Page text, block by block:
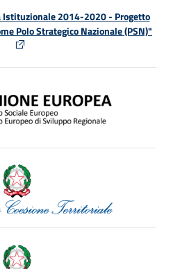
Istituzionale 2014-2020 - Progetto
Polo Strategico Nazionale (PSN)"